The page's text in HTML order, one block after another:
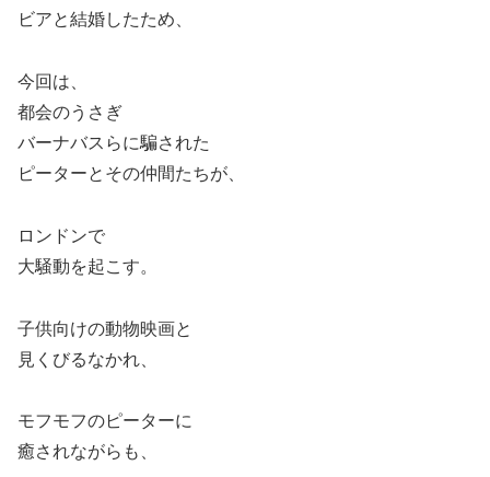
ビアと結婚したため、
今回は、
都会のうさぎ
バーナバスらに騙された
ピーターとその仲間たちが、
ロンドンで
大騒動を起こす。
子供向けの動物映画と
見くびるなかれ、
モフモフのピーターに
癒されながらも、